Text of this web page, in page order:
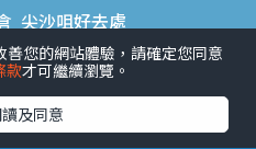
尖沙咀好去處
好去處 旺角好去處 社會
#美食社群熱話
您的網站體驗，請確定您同意
款才可繼續瀏覽。
及同意